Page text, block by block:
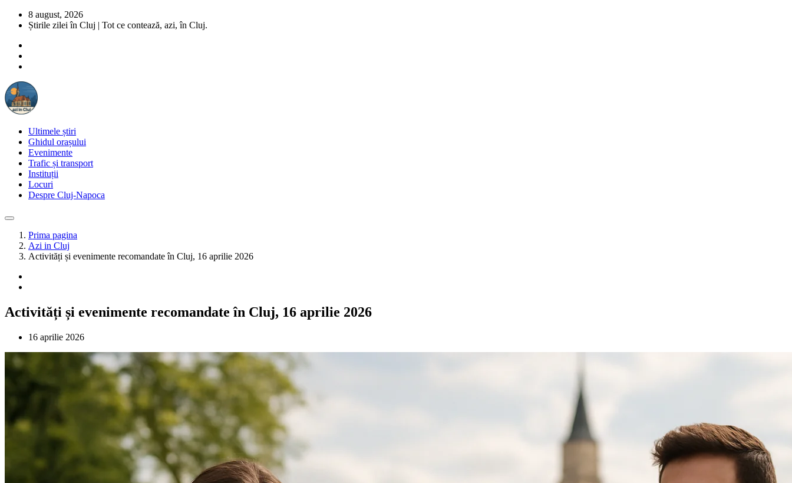
8 august, 2026
Știrile zilei în Cluj | Tot ce contează, azi, în Cluj.
Ultimele știri
Ghidul orașului
Evenimente
Trafic și transport
Instituții
Locuri
Despre Cluj-Napoca
Prima pagina
Azi in Cluj
Activități și evenimente recomandate în Cluj, 16 aprilie 2026
Activități și evenimente recomandate în Cluj, 16 aprilie 2026
16 aprilie 2026